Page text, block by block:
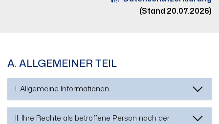
(Stand 20.07.2026)
A. ALLGEMEINER TEIL
I. Allgemeine Informationen
II. Ihre Rechte als betroffene Person nach der